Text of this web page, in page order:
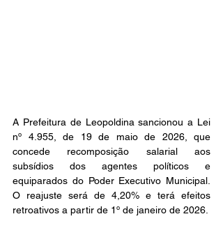
A Prefeitura de Leopoldina sancionou a Lei
nº 4.955, de 19 de maio de 2026, que
concede recomposição salarial aos
subsídios dos agentes políticos e
equiparados do Poder Executivo Municipal.
O reajuste será de 4,20% e terá efeitos
retroativos a partir de 1º de janeiro de 2026.